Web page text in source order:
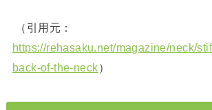
（引用元：
https://rehasaku.net/magazine/neck/
back-of-the-neck）